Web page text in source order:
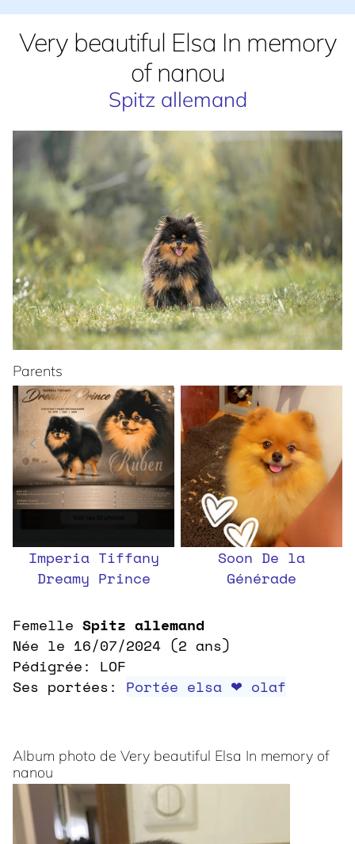
Very beautiful Elsa In memory
of nanou
Spitz allemand
Parents
Imperia Tiffany
Dreamy Prince
Soon De la
Générade
Femelle Spitz allemand
Née le 16/07/2024 (2 ans)
Pédigrée: LOF
Ses portées: Portée elsa ❤ olaf
Album photo de Very beautiful Elsa In memory of
nanou